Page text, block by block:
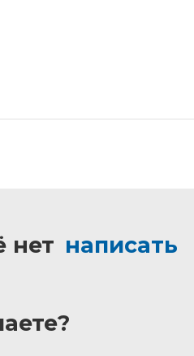
нет написать